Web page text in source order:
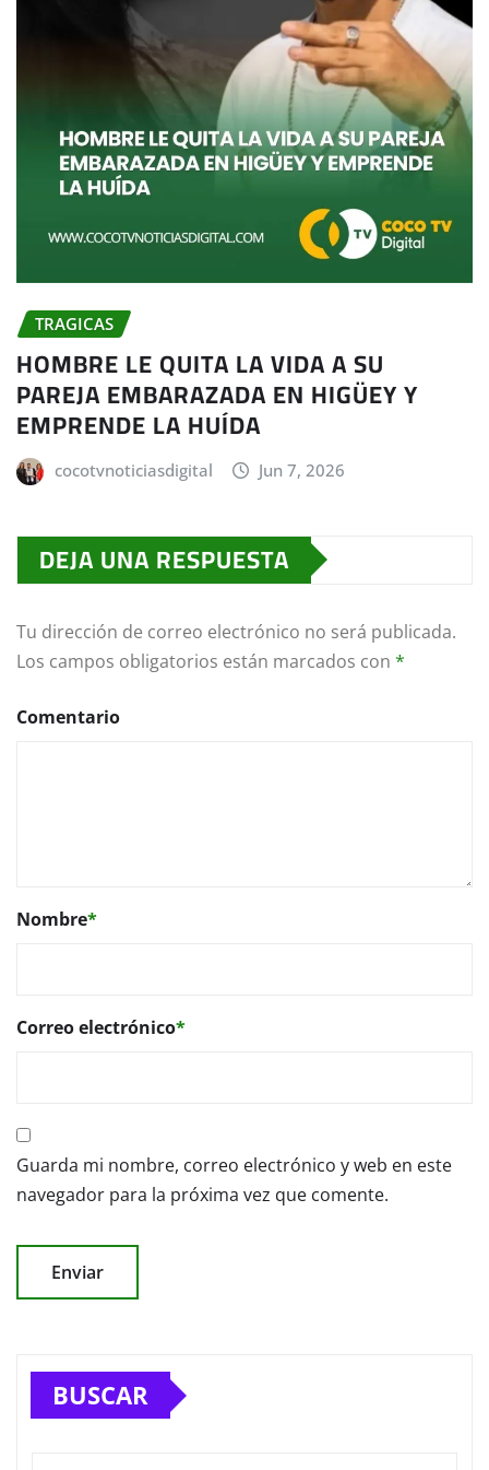
TRAGICAS
HOMBRE LE QUITA LA VIDA A SU
PAREJA EMBARAZADA EN HIGÜEY Y
EMPRENDE LA HUÍDA
cocotvnoticiasdigital Jun 7, 2026
DEJA UNA RESPUESTA
Tu dirección de correo electrónico no será publicada.
Los campos obligatorios están marcados con *
Comentario
Nombre*
Correo electrónico*
Guarda mi nombre, correo electrónico y web en este
navegador para la próxima vez que comente.
BUSCAR